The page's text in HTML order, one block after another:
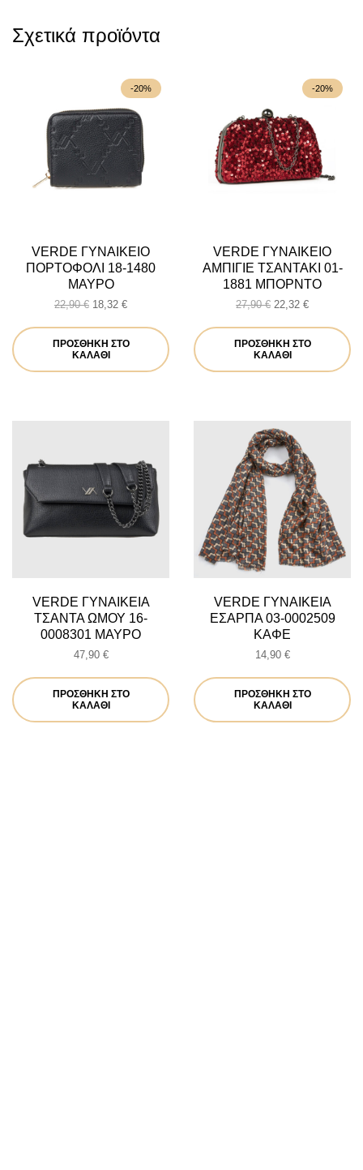
Σχετικά προϊόντα
-20%
VERDE ΓΥΝΑΙΚΕΙΟ
ΠΟΡΤΟΦΟΛΙ 18-1480
ΜΑΥΡΟ
22,90€ Original
22,90 €.
18,32 €Η
18,32 €.
ΠΡΟΣΘΉΚΗ ΣΤΟ
ΚΑΛΆΘΙ
-20%
VERDE ΓΥΝΑΙΚΕΙΟ
ΑΜΠΙΓΙΕ ΤΣΑΝΤΑΚΙ 01-
1881 ΜΠΟΡΝΤΟ
27,90€ Original
27,90 €.
22,32 €Η
22,32 €.
ΠΡΟΣΘΉΚΗ ΣΤΟ
ΚΑΛΆΘΙ
VERDE ΓΥΝΑΙΚΕΙΑ
ΤΣΑΝΤΑ ΩΜΟΥ 16-
0008301 ΜΑΥΡΟ
47,90 €
ΠΡΟΣΘΉΚΗ ΣΤΟ
ΚΑΛΆΘΙ
VERDE ΓΥΝΑΙΚΕΙΑ
ΕΣΑΡΠΑ 03-0002509
ΚΑΦΕ
14,90 €
ΠΡΟΣΘΉΚΗ ΣΤΟ
ΚΑΛΆΘΙ